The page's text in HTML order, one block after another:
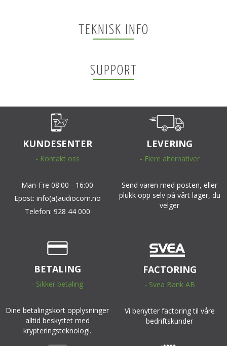
TEKNISK INFO
SUPPORT
KUNDESENTER
- Kontakt oss
Man-Fre 08:00 - 16:00
Epost: info(a)audiocom.no
Telefon: 928 44 000
LEVERING
- Flere alternativer
Send varen med posten, eller
plukk opp selv på vårt lager, du
velger
BETALING
- Sikker betaling
Dine betalingskort opplysninger
alltid beskyttet med
krypteringsteknologi.
FACTORING
- Svea Bank AB
Vi benytter factoring til våre
bedriftskunder